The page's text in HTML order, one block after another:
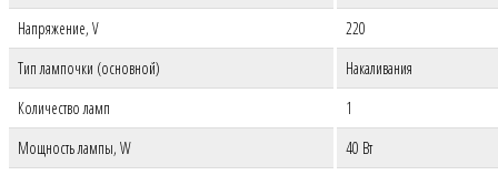
Напряжение, V
220
Тип лампочки (основной)
Накаливания
Количество ламп
1
Мощность лампы, W
40 Вт